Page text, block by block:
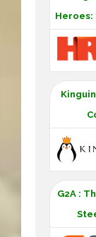
Heroes:
G2A :